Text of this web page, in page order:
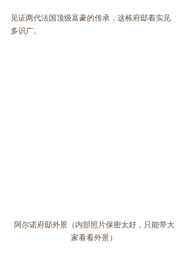
见证两代法国顶级富豪的传承，这栋府邸着实见
多识广。
阿尔诺府邸外景（内部照片保密太好，只能带大
家看看外景）